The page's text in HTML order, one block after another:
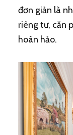
đơn giản là
riêng tư, căn
hoàn hảo.